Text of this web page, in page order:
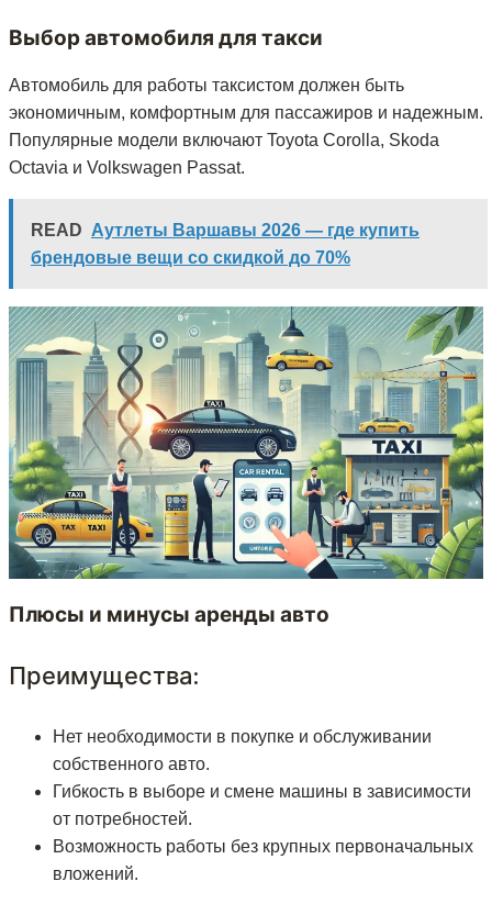
Выбор автомобиля для такси
Автомобиль для работы таксистом должен быть
экономичным, комфортным для пассажиров и надежным.
Популярные модели включают Toyota Corolla, Skoda
Octavia и Volkswagen Passat.
READ Аутлеты Варшавы 2026 — где купить
брендовые вещи со скидкой до 70%
Плюсы и минусы аренды авто
Преимущества:
Нет необходимости в покупке и обслуживании
собственного авто.
Гибкость в выборе и смене машины в зависимости
от потребностей.
Возможность работы без крупных первоначальных
вложений.